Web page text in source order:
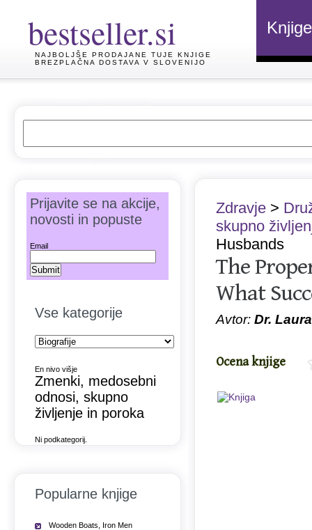
bestseller.si
NAJBOLJŠE PRODAJANE TUJE KNJIGE
BREZPLAČNA DOSTAVA V SLOVENIJO
Knjige
Zdravje >
skupno
Husbands
The
What
Avtor: Dr.
Ocena knjige
Prijavite se na akcije,
novosti in popuste
Email
Vse kategorije
En nivo višje
Zmenki, medosebni
odnosi, skupno
življenje in poroka
Ni podkategorij.
Popularne knjige
Wooden Boats, Iron Men